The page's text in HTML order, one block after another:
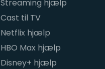
Streaming hjælp
Cast til TV
Netflix hjælp
HBO Max hjælp
Disney+ hjælp